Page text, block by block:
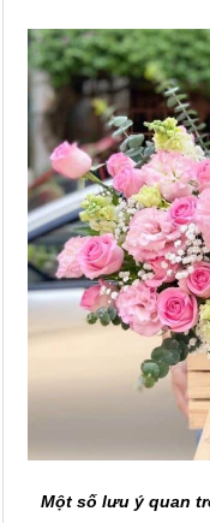
Một số lưu ý quan